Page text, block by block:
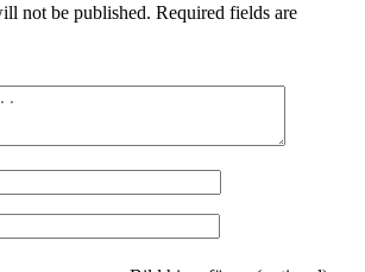
not be published. Required fields are